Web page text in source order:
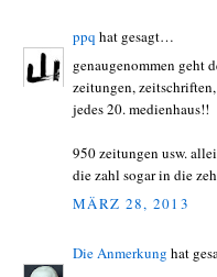
ppq hat gesagt…
genaugenommen geht
zeitungen,
jedes 20. medienhaus!!
950 zeitungen usw.
die zahl sogar in die
MÄRZ 28, 2013
Die Anmerkung hat